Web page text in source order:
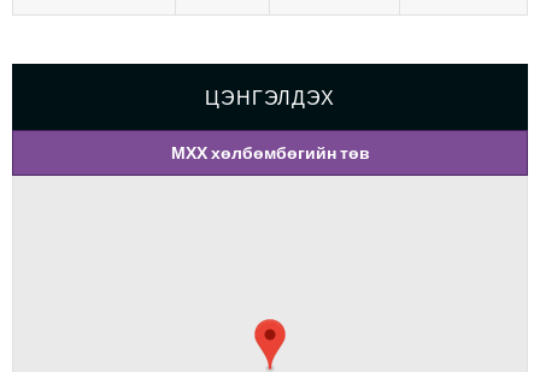
ЦЭНГЭЛДЭХ
МХХ хөлбөмбөгийн төв